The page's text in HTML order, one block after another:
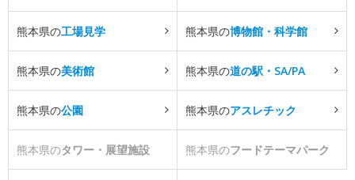
熊本県の工場見学 熊本県の博物館・科学館
熊本県の美術館 熊本県の道の駅・SA/PA
熊本県の公園 熊本県のアスレチック
熊本県のタワー・展望施設 熊本県のフードテーマパーク